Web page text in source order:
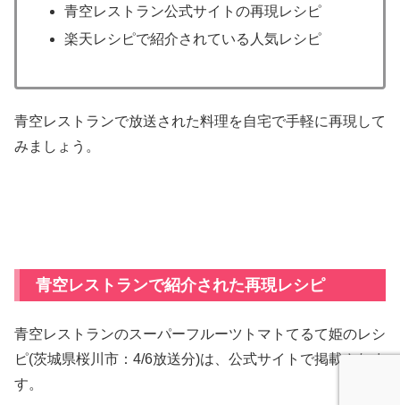
青空レストラン公式サイトの再現レシピ
楽天レシピで紹介されている人気レシピ
青空レストランで放送された料理を自宅で手軽に再現して
みましょう。
青空レストランで紹介された再現レシピ
青空レストランのスーパーフルーツトマトてるて姫のレシ
ピ(茨城県桜川市：4/6放送分)は、公式サイトで掲載されま
す。